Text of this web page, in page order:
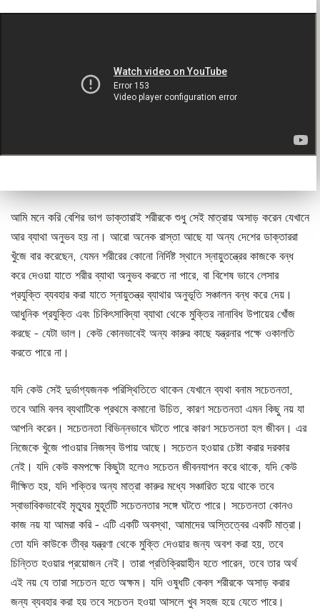
আমি মনে করি বেশির ভাগ ডাক্তারাই শরীরকে শুধু সেই মাত্রায় অসাড় করেন যেখানে
আর ব্যাথা অনুভব হয় না। আরো অনেক রাস্তা আছে যা অন্য দেশের ডাক্তাররা
খুঁজে বার করেছেন, যেমন শরীরের কোনো নির্দিষ্ট স্থানে স্নায়ুতন্ত্রের কাজকে বন্ধ
করে দেওয়া যাতে শরীর ব্যাথা অনুভব করতে না পারে, বা বিশেষ ভাবে লেসার
প্রযুক্তি ব্যবহার করা যাতে স্নায়ুতন্ত্র ব্যাথার অনুভূতি সঞ্চালন বন্ধ করে দেয়।
আধুনিক প্রযুক্তি এবং চিকিৎসাবিদ্যা ব্যাথা থেকে মুক্তির নানাবিধ উপায়ের খোঁজ
করছে - যেটা ভাল। কেউ কোনভাবেই অন্য কারুর কাছে যন্ত্রনার পক্ষে ওকালতি
করতে পারে না।
যদি কেউ সেই দুর্ভাগ্যজনক পরিস্থিতিতে থাকেন যেখানে ব্যথা বনাম সচেতনতা,
তবে আমি বলব ব্যথাটিকে প্রথমে কমানো উচিত, কারণ সচেতনতা এমন কিছু নয় যা
আপনি করেন। সচেতনতা বিভিন্নভাবে ঘটতে পারে কারণ সচেতনতা হল জীবন। এর
নিজেকে খুঁজে পাওয়ার নিজস্ব উপায় আছে। সচেতন হওয়ার চেষ্টা করার দরকার
নেই। যদি কেউ কমপক্ষে কিছুটা হলেও সচেতন জীবনযাপন করে থাকে, যদি কেউ
দীক্ষিত হয়, যদি শক্তির অন্য মাত্রা কারুর মধ্যে সঞ্চারিত হয়ে থাকে তবে
স্বাভাবিকভাবেই মৃত্যুর মুহূর্তটি সচেতনতার সঙ্গে ঘটতে পারে। সচেতনতা কোনও
কাজ নয় যা আমরা করি - এটি একটি অবস্থা, আমাদের অস্তিত্বের একটি মাত্রা।
তো যদি কাউকে তীব্র যন্ত্রণা থেকে মুক্তি দেওয়ার জন্য অবশ করা হয়, তবে
চিন্তিত হওয়ার প্রয়োজন নেই। তারা প্রতিক্রিয়াহীন হতে পারেন, তবে তার অর্থ
এই নয় যে তারা সচেতন হতে অক্ষম। যদি ওষুধটি কেবল শরীরকে অসাড় করার
জন্য ব্যবহার করা হয় তবে সচেতন হওয়া আসলে খুব সহজ হয়ে যেতে পারে।